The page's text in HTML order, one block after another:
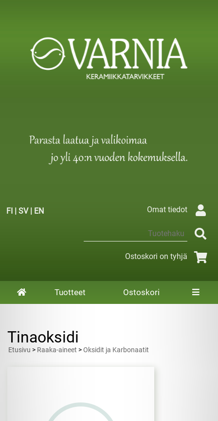
FI | SV| EN Omat tiedot
Ostoskori on tyhjä
Tuotteet Ostoskori
Tinaoksidi
Etusivu > Raaka-aineet >Oksidit ja Karbonaatit